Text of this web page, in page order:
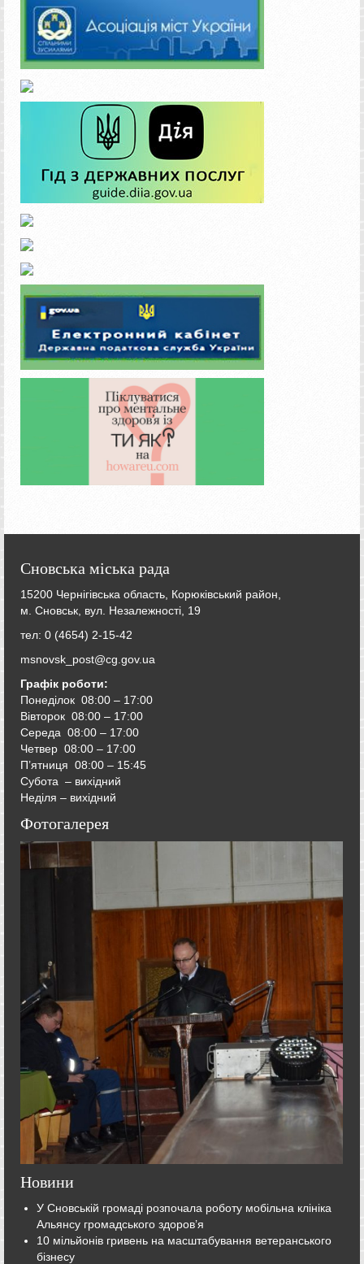
Сновська міська рада
15200 Чернігівська область, Корюківський район,
м. Сновськ, вул. Незалежності, 19
тел: 0 (4654) 2-15-42
msnovsk_post@cg.gov.ua
Графік роботи:
Понеділок 08:00 – 17:00
Вівторок 08:00 – 17:00
Середа 08:00 – 17:00
Четвер 08:00 – 17:00
П’ятниця 08:00 – 15:45
Субота – вихідний
Неділя – вихідний
Фотогалерея
Новини
У Сновській громаді розпочала роботу мобільна клініка
Альянсу громадського здоров’я
10 мільйонів гривень на масштабування ветеранського
бізнесу